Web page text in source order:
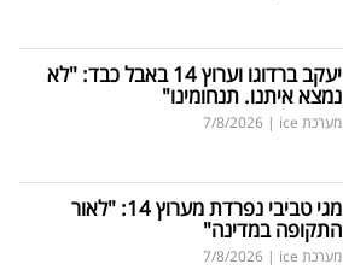
יעקב ברדוגו וערוץ 14 באבל כבד: "לא
נמצא איתנו. תנחומינו"
מערכת ice |
7/8/2026
מגי טביבי נפרדת מערוץ 14: "לאור
התקופה במדינה"
מערכת ice |
7/8/2026